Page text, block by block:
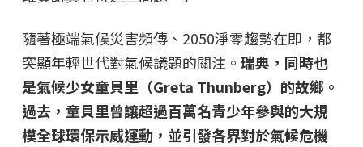
隨著極端氣候災害頻傳、2050淨零趨勢在即，都
突顯年輕世代對氣候議題的關注。 瑞典，同時也
是氣候少女童貝里（Greta Thunberg）的故鄉。
過去，童貝里曾讓超過百萬名青少年參與的大規
模全球環保示威運動，並引發各界對於氣候危機